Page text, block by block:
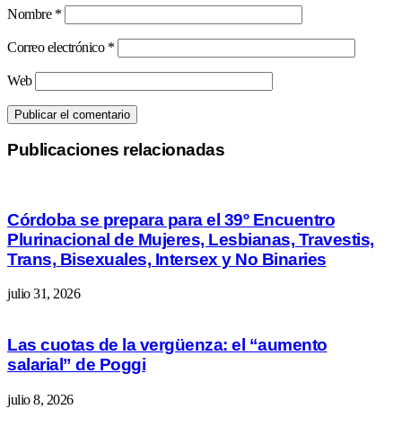
Nombre *
Correo electrónico *
Web
Publicaciones relacionadas
Córdoba se prepara para el 39º Encuentro
Plurinacional de Mujeres, Lesbianas, Travestis,
Trans, Bisexuales, Intersex y No Binaries
julio 31, 2026
Las cuotas de la vergüenza: el “aumento
salarial” de Poggi
julio 8, 2026